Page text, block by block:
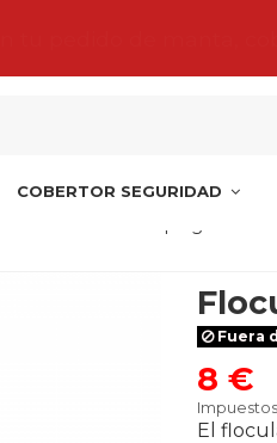
COBERTOR SEGURIDAD
Fuera
8 €
El